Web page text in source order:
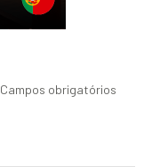
Campos obrigatórios